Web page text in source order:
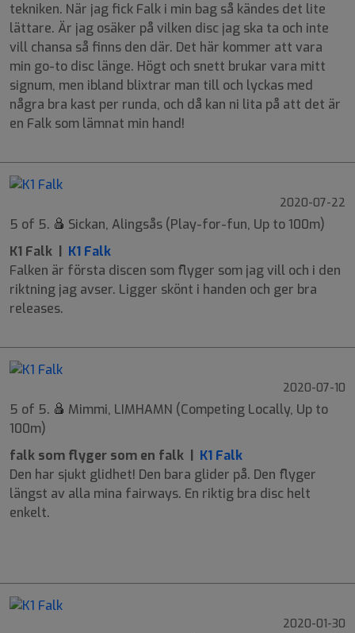
tekniken. När jag fick Falk i min bag så kändes det lite
lättare. Är jag osäker på vilken disc jag ska ta och inte
vill chansa så finns den där. Det här kommer att vara
min go-to disc länge. Högt och snett brukar vara mitt
signum, men ibland blixtrar man till och lyckas med
några bra kast per runda, och då kan ni lita på att det är
en Falk som lämnat min hand!
2020-07-22
5 of 5.
Sickan, Alingsås (Play-for-fun, Up to 100m)
K1 Falk | K1 Falk
Falken är första discen som flyger som jag vill och i den
riktning jag avser. Ligger skönt i handen och ger bra
releases.
2020-07-10
5 of 5.
Mimmi, LIMHAMN (Competing Locally, Up to
100m)
falk som flyger som en falk | K1 Falk
Den har sjukt glidhet! Den bara glider på. Den flyger
längst av alla mina fairways. En riktig bra disc helt
enkelt.
2020-01-30